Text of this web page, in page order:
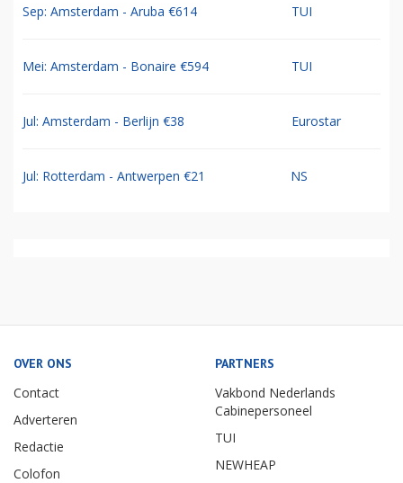
Sep: Amsterdam - Aruba €614 TUI
Mei: Amsterdam - Bonaire €594 TUI
Jul: Amsterdam - Berlijn €38 Eurostar
Jul: Rotterdam - Antwerpen €21 NS
OVER ONS
Contact
Adverteren
Redactie
Colofon
PARTNERS
Vakbond Nederlands
Cabinepersoneel
TUI
NEWHEAP